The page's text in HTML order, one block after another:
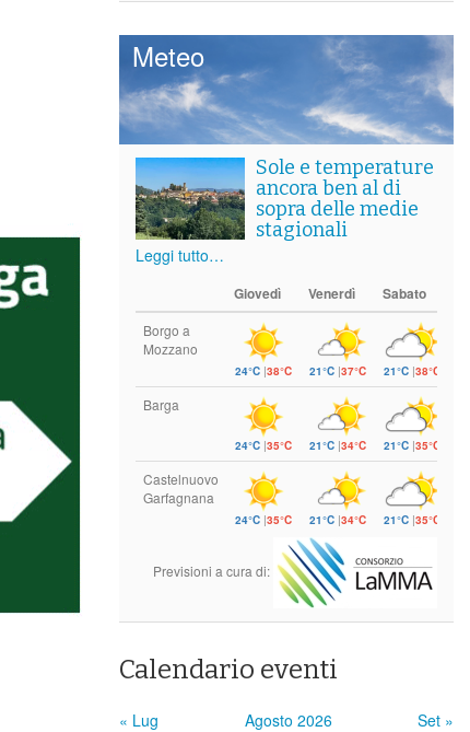
Meteo
Sole e temperature
ancora ben al di
sopra delle medie
stagionali
Leggi tutto…
Giovedì Venerdì Sabato
Borgo a
Mozzano
24°C |38°C 21°C |37°C 21°C |38°C
Barga
24°C |35°C 21°C |34°C 21°C |35°C
Castelnuovo
Garfagnana
24°C |35°C 21°C |34°C 21°C |35°C
Previsioni a cura di:
Calendario eventi
« Lug Agosto 2026
Set »